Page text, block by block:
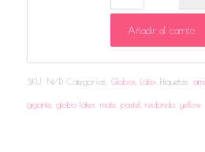
Añadir al carrito
SKU: N/D Categorías: Globos, Látex Etiquetas:
gigante, globo látex mate, pastel redondo, yellow